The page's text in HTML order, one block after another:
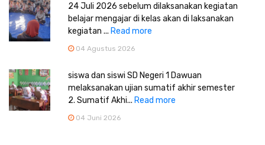
24 Juli 2026 sebelum dilaksanakan kegiatan
belajar mengajar di kelas akan di laksanakan
kegiatan ... Read more
04 Agustus 2026
siswa dan siswi SD Negeri 1 Dawuan
melaksanakan ujian sumatif akhir semester
2. Sumatif Akhi... Read more
04 Juni 2026